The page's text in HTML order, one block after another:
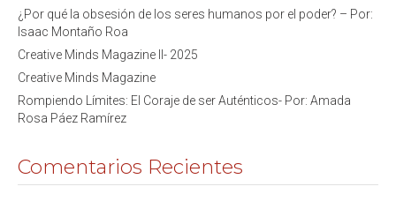
¿Por qué la obsesión de los seres humanos por el poder? – Por:
Isaac Montaño Roa
Creative Minds Magazine II- 2025
Creative Minds Magazine
Rompiendo Límites: El Coraje de ser Auténticos- Por: Amada
Rosa Páez Ramírez
Comentarios Recientes